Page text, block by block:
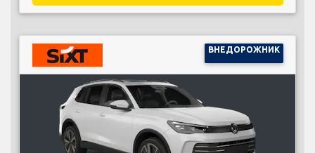
ВНЕДОРОЖНИК